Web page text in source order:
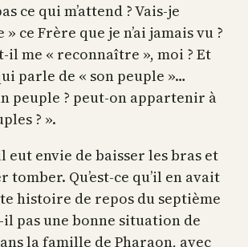
ce qui m’attend ? Vais-je
ce Frère que je n’ai jamais vu ?
il me « reconnaître », moi ? Et
parle de « son peuple »…
peuple ? peut-on appartenir à
? ».
eut envie de baisser les bras et
tomber. Qu’est-ce qu’il en avait
histoire de repos du septième
il pas une bonne situation de
la famille de Pharaon, avec